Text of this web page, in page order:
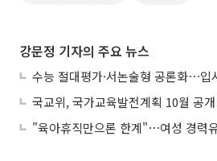
강문정 기자의 주요 뉴스